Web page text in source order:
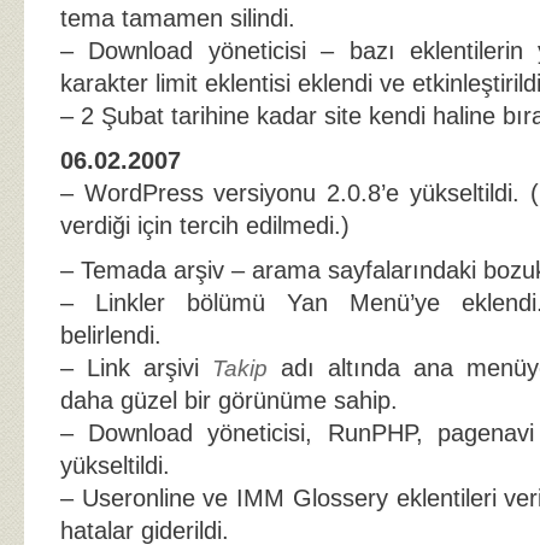
tema tamamen silindi.
– Download yöneticisi – bazı eklentilerin
karakter limit eklentisi eklendi ve
– 2 Şubat tarihine kadar site kendi haline
06.02.2007
– WordPress versiyonu 2.0.8’e yükseltildi.
verdiği için tercih edilmedi.)
– Temada arşiv – arama sayfalarındaki
– Linkler bölümü Yan Menü’ye
belirlendi.
– Link arşivi
Takip adı altında ana
daha güzel bir görünüme sahip.
– Download yöneticisi, RunPHP,
yükseltildi.
– Useronline ve IMM Glossery eklentileri
hatalar giderildi.